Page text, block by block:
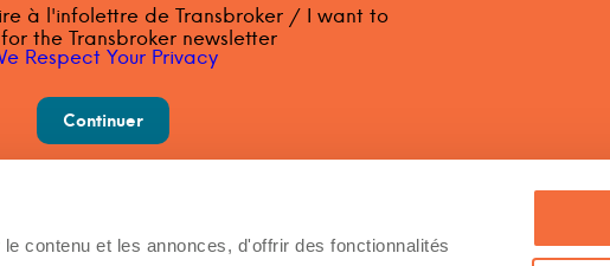
contenu et les annonces, d'offrir des fonctionnalités
à l'infolettre de Transbroker / I want to
the Transbroker newsletter
Respect Your Privacy